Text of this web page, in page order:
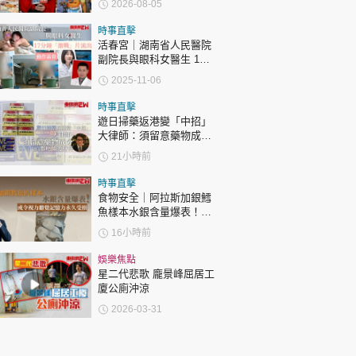
表態「媽媽有責任」
2026-08-05
時事直擊
活春宮｜湖南省人民醫院
副院長與眼科女醫生 17
分鐘「激戰」片流出 動作
露骨 網上瘋傳
2025-11-06
時事直擊
遊日掃藥返港變「中招」
大律師：須留意藥物成分
自用代購都唔係護身符
21小時前
時事直擊
食物安全｜阿拉斯加銀鱈
魚樣本水銀含量爆表！或
令視力聽覺記憶力永久受
損
16小時前
娛樂焦點
星二代悲歌 龐景峰屈居工
廈公廁沖涼
2026-03-31